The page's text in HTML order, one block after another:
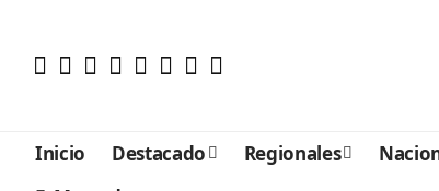
Inicio Destacado Regionales